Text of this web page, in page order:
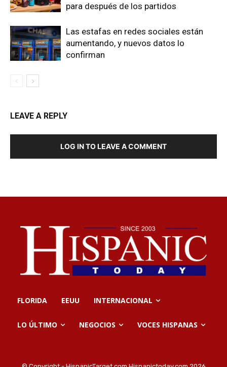
para después de los partidos
Las estafas en redes sociales están
aumentando, y nuevos datos lo
confirman
LEAVE A REPLY
LOG IN TO LEAVE A COMMENT
FLORIDA EEUU INTERNACIONAL
LO ÚLTIMO NEGOCIOS VOCES HISPANAS